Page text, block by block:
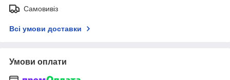
Самовивіз
Всі умови доставки
Умови оплати